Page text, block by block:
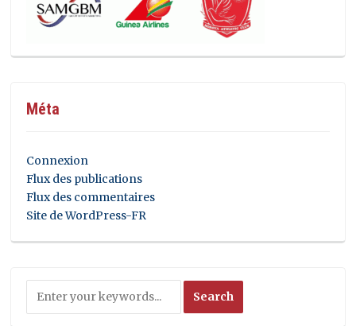
Méta
Connexion
Flux des publications
Flux des commentaires
Site de WordPress-FR